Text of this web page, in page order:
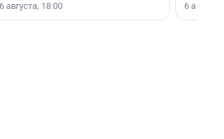
6 августа, 18:00
области».
6